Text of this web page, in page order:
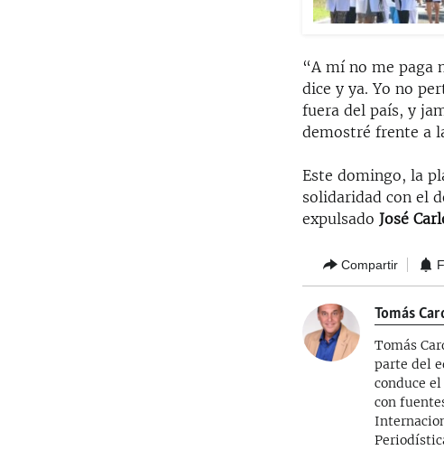
“A mí no me paga
dice y ya. Yo no
fuera del país, y
demostré frente a
Este domingo, la
solidaridad con el
expulsadoJosé
Compartir
Tomás
Tomás
parte del
conduce
con